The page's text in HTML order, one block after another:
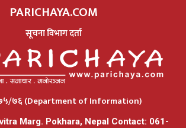
PARICHAYA.COM
सूचना विभाग दर्ता
७६ (Department of Information)
Marg. Pokhara, Nepal Contact: 061-